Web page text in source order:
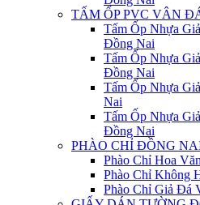
TẤM ỐP PVC VÂN
Tấm Ốp Nhựa
Đồng Nai
Tấm Ốp Nhựa
Đồng Nai
Tấm Ốp Nhựa
Nai
Tấm Ốp Nhựa
Đồng Nai
PHÀO CHỈ ĐỒNG
Phào Chỉ Hoa Văn
Phào Chỉ Không
Phào Chỉ Giả Đá